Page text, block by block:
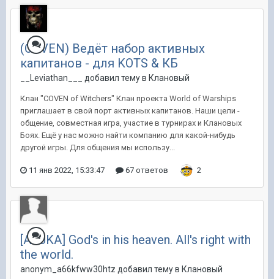
(COVEN) Ведёт набор активных
капитанов - для KOTS & КБ
__Leviathan___ добавил тему в Клановый
Клан "COVEN of Witchers" Клан проекта World of Warships
приглашает в свой порт активных капитанов. Наши цели -
общение, совместная игра, участие в турнирах и Клановых
Боях. Ещё у нас можно найти компанию для какой-нибудь
другой игры. Для общения мы использу...
11 янв 2022, 15:33:47 67 ответов 2
[ASUKA] God's in his heaven. All's right with
the world.
anonym_a66kfww30htz добавил тему в Клановый